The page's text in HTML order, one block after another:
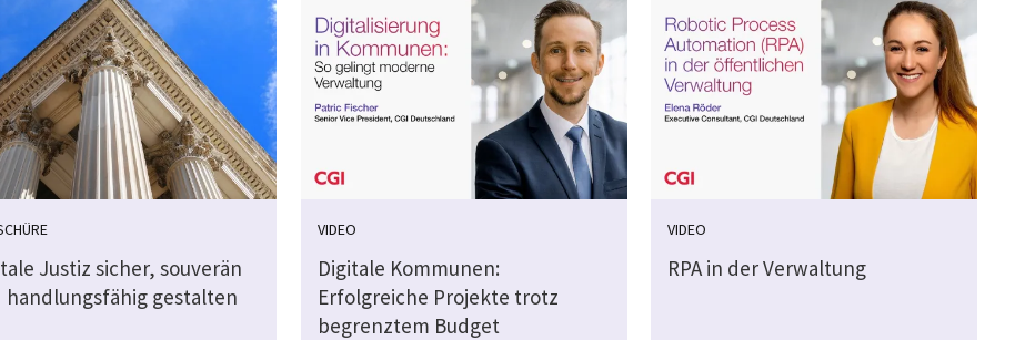
Justiz sicher, souverän
handlungsfähig gestalten
VIDEO
Digitale Kommunen:
Erfolgreiche Projekte trotz
begrenztem Budget
VIDEO
RPA in der Verwaltung